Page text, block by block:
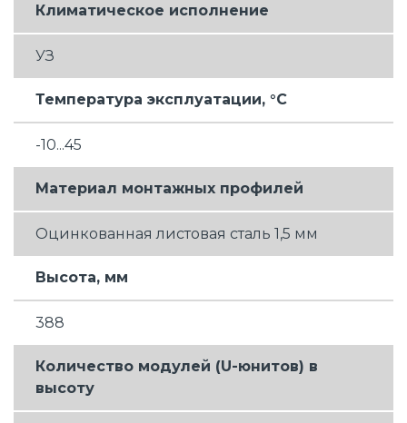
Климатическое исполнение
УЗ
Температура эксплуатации, °C
-10...45
Материал монтажных профилей
Оцинкованная листовая сталь 1,5 мм
Высота, мм
388
Количество модулей (U-юнитов) в
высоту